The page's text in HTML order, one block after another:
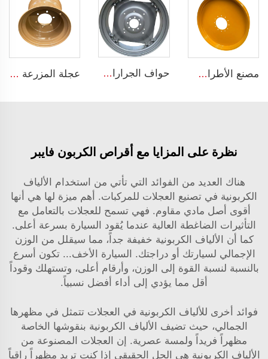
مصنع الأطراف الزراعية تصنيع خاص W10x54 إطار الجرارة 10*54 يتناسب مع إطارات الحجم 12.4-54 حواف الجرارات الزراعية W12*38 ملائمة للإطارات الزراعية 13.6-38 مباعة لتخصيص الحواف عجلة المزرعة للجرار حجم 16x17 إطارات فولاذية زراعية للأحجام 500/50-17 للإطارات
نظرة على المزايا مع أقراص الكربون فايبر
هناك العديد من الفوائد التي تأتي من استخدام الألياف
الكربونية في تصنيع العجلات للمركبات. أهم ميزة لها هي أنها
أقوى أصل مادي مقاوم. فهي تسمح للعجلات بالتعامل مع
التأثيرات الضاغطة العالية عندما يُقود السيارة بسرعة أعلى.
كما أن الألياف الكربونية خفيفة جداً، مما سيقلل من الوزن
الإجمالي لسيارتك أو دراجتك. السيارة الأخف... تكون أسرع
بالنسبة لنسبة القوة إلى الوزن، وأرقام أعلى، وتستهلك وقوداً
أقل مما يؤدي إلى أداء أفضل نسبياً.
فوائد أخرى للألياف الكربونية في العجلات تتمثل في مظهرها
الجمالي، حيث تضيف الألياف الكربونية بنقوشها الخاصة
مظهراً فريداً ولمسة عصرية. إن العجلات المصنوعة من
الألياف الكربونية هي الحل الحقيقي إذا كنت تريد مظهراً راقياً